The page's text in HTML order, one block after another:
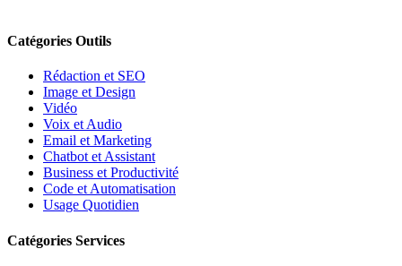
Catégories Outils
Rédaction et SEO
Image et Design
Vidéo
Voix et Audio
Email et Marketing
Chatbot et Assistant
Business et Productivité
Code et Automatisation
Usage Quotidien
Catégories Services